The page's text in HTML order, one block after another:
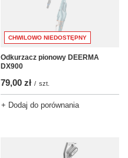
CHWILOWO NIEDOSTĘPNY
Odkurzacz pionowy DEERMA
DX900
79,00 zł / szt.
+ Dodaj do porównania